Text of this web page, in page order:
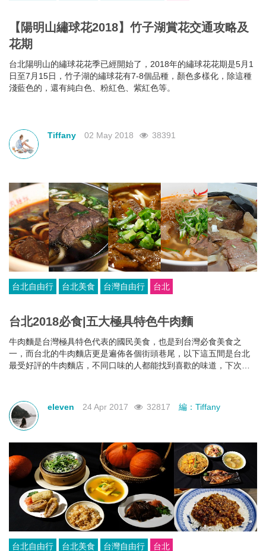
【陽明山繡球花2018】竹子湖賞花交通攻略及
花期
台北陽明山的繡球花花季已經開始了，2018年的繡球花花期是5月1
日至7月15日，竹子湖的繡球花有7-8個品種，顏色多樣化，除這種
淺藍色的，還有純白色、粉紅色、紫紅色等。
Tiffany 02 May 2018 38391
台北自由行 台北美食 台灣自由行 台北
台北2018必食|五大極具特色牛肉麵
牛肉麵是台灣極具特色代表的國民美食，也是到台灣必食美食之
一，而台北的牛肉麵店更是遍佈各個街頭巷尾，以下這五間是台北
最受好評的牛肉麵店，不同口味的人都能找到喜歡的味道，下次去
eleven 24 Apr 2017 32817 編：Tiffany
台北自由行 台北美食 台灣自由行 台北